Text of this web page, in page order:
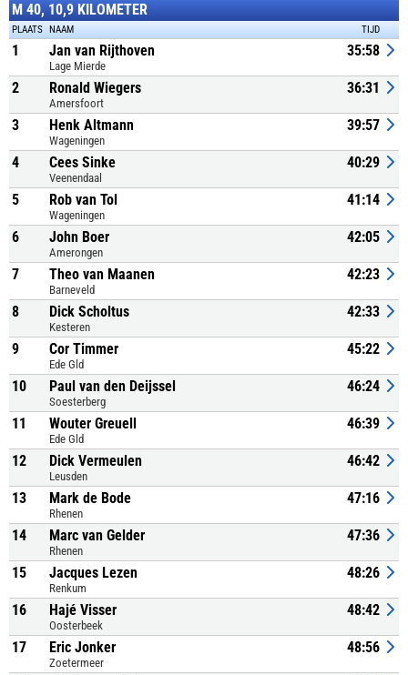
M 40, 10,9 KILOMETER
PLAATS NAAM TIJD
1 Jan van Rijthoven
Lage Mierde
35:58
2 Ronald Wiegers
Amersfoort
36:31
3 Henk Altmann
Wageningen
39:57
4 Cees Sinke
Veenendaal
40:29
5 Rob van Tol
Wageningen
41:14
6 John Boer
Amerongen
42:05
7 Theo van Maanen
Barneveld
42:23
8 Dick Scholtus
Kesteren
42:33
9 Cor Timmer
Ede Gld
45:22
10 Paul van den Deijssel
Soesterberg
46:24
11 Wouter Greuell
Ede Gld
46:39
12 Dick Vermeulen
Leusden
46:42
13 Mark de Bode
Rhenen
47:16
14 Marc van Gelder
Rhenen
47:36
15 Jacques Lezen
Renkum
48:26
16 Hajé Visser
Oosterbeek
48:42
17 Eric Jonker
Zoetermeer
48:56